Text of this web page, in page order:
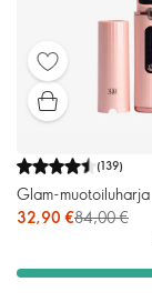
(139)
Glam-muotoiluharja
32,90 €84,00 €